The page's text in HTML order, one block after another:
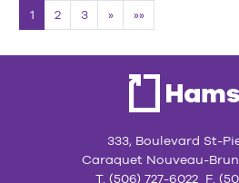
1 2 3 » »»
333, Boulevard St-
Caraquet Nouveau-
T. (506) 727-6022 F.